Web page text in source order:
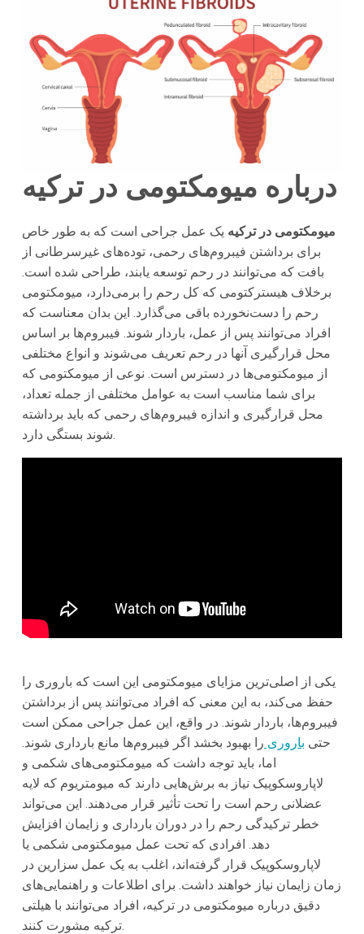
درباره میومکتومی در ترکیه
میومکتومی در ترکیه یک عمل جراحی است که به طور خاص
برای برداشتن فیبروم‌های رحمی، توده‌های غیرسرطانی از
بافت که می‌توانند در رحم توسعه یابند، طراحی شده است.
برخلاف هیسترکتومی که کل رحم را برمی‌دارد، میومکتومی
رحم را دست‌نخورده باقی می‌گذارد. این بدان معناست که
افراد می‌توانند پس از عمل، باردار شوند. فیبروم‌ها بر اساس
محل قرارگیری آنها در رحم تعریف می‌شوند و انواع مختلفی
از میومکتومی‌ها در دسترس است. نوعی از میومکتومی که
برای شما مناسب است به عوامل مختلفی از جمله تعداد،
محل قرارگیری و اندازه فیبروم‌های رحمی که باید برداشته
شوند بستگی دارد.
یکی از اصلی‌ترین مزایای میومکتومی این است که باروری را
حفظ می‌کند، به این معنی که افراد می‌توانند پس از برداشتن
فیبروم‌ها، باردار شوند. در واقع، این عمل جراحی ممکن است
حتی باروری را بهبود بخشد اگر فیبروم‌ها مانع بارداری شوند.
اما، باید توجه داشت که میومکتومی‌های شکمی و
لاپاروسکوپیک نیاز به برش‌هایی دارند که میومتریوم که لایه
عضلانی رحم است را تحت تأثیر قرار می‌دهند. این می‌تواند
خطر ترکیدگی رحم را در دوران بارداری و زایمان افزایش
دهد. افرادی که تحت عمل میومکتومی شکمی یا
لاپاروسکوپیک قرار گرفته‌اند، اغلب به یک عمل سزارین در
زمان زایمان نیاز خواهند داشت. برای اطلاعات و راهنمایی‌های
دقیق درباره میومکتومی در ترکیه، افراد می‌توانند با هیلتی
ترکیه مشورت کنند.